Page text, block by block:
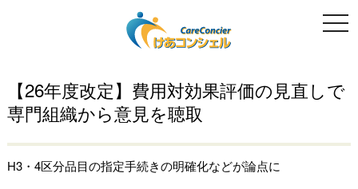
【26年度改定】費用対効果評価の見直しで
専門組織から意見を聴取
H3・4区分品目の指定手続きの明確化などが論点に